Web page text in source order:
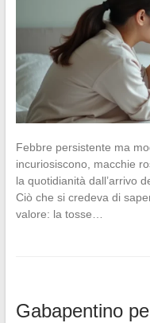
Febbre persistente ma
incuriosiscono, macchie
la quotidianità dall’arrivo
Ciò che si credeva di
valore: la tosse…
Gabapentino